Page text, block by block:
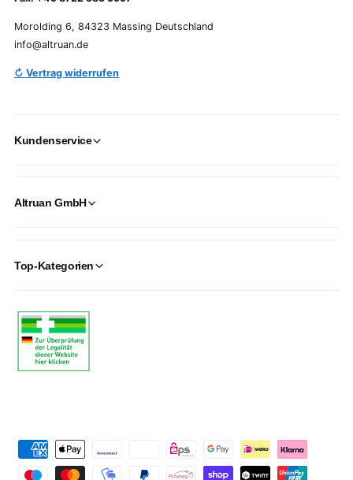
Morolding 6, 84323 Massing Deutschland
info@altruan.de
↻ Vertrag widerrufen
Kundenservice
Altruan GmbH
Top-Kategorien